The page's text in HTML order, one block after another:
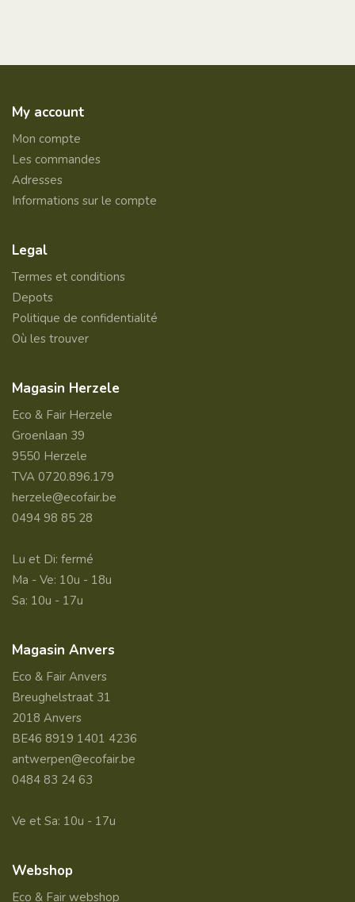
My account
Mon compte
Les commandes
Adresses
Informations sur le compte
Legal
Termes et conditions
Depots
Politique de confidentialité
Où les trouver
Magasin Herzele
Eco & Fair Herzele
Groenlaan 39
9550 Herzele
TVA 0720.896.179
herzele@ecofair.be
0494 98 85 28
Lu et Di: fermé
Ma - Ve: 10u - 18u
Sa: 10u - 17u
Magasin Anvers
Eco & Fair Anvers
Breughelstraat 31
2018 Anvers
BE46 8919 1401 4236
antwerpen@ecofair.be
0484 83 24 63
Ve et Sa: 10u - 17u
Webshop
Eco & Fair webshop